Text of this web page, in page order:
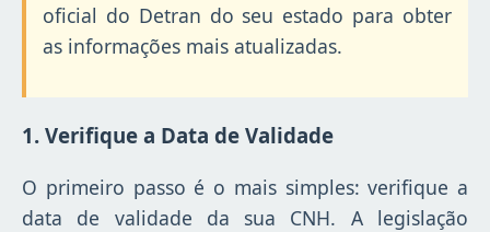
oficial do Detran do seu estado para obter
as informações mais atualizadas.
1. Verifique a Data de Validade
O primeiro passo é o mais simples: verifique a
data de validade da sua CNH. A legislação